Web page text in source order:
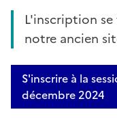
L'inscription
notre ancien
S'inscrire à la
décembre 2024